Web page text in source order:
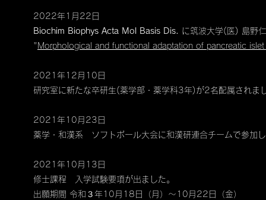
2022年1月22日
Biochim Biophys Acta Mol Basis Dis​. に筑波大学(医) 島野
" Morphological and functional adaptation of pancreatic
2021年12月10日
研究室に新たな卒研生(薬学部・薬学科3年)が2名配属されま
2021年10月23日
薬学・和漢系 ソフトボール大会に和漢研連合チームで参加
2021年10月13日
修士課程 入学試験要項が出ました。
出願期間 令和３年10月18日（月）～10月22日（金）